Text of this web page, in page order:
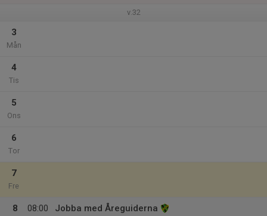
v.32
3
Mån
4
Tis
5
Ons
6
Tor
7
Fre
8
08:00
Jobba med Åreguiderna